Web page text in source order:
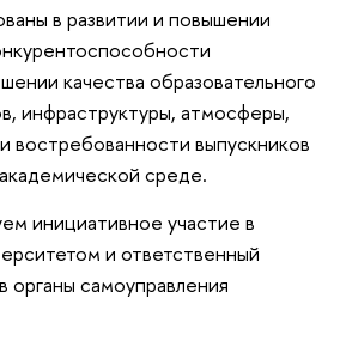
в развитии и повышении
качества образовательного
инфраструктуры, атмосферы,
востребованности выпускников
среде.
инициативное участие в
и ответственный
органы самоуправления